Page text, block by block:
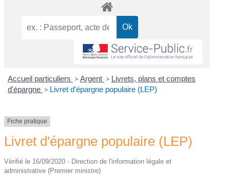
Accueil particuliers > Argent > Livrets, plans et comptes
d'épargne > Livret d'épargne populaire (LEP)
Fiche pratique
Livret d'épargne populaire (LEP)
Vérifié le 16/09/2020 - Direction de l'information légale et
administrative (Premier ministre)